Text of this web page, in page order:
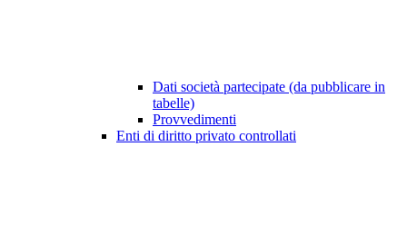
Dati società partecipate (da pubblicare in
tabelle)
Provvedimenti
Enti di diritto privato controllati